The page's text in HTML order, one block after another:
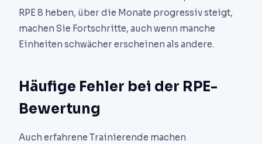
RPE 8 heben, über die Monate progressiv steigt,
machen Sie Fortschritte, auch wenn manche
Einheiten schwächer erscheinen als andere.
Häufige Fehler bei der RPE-
Bewertung
Auch erfahrene Trainierende machen